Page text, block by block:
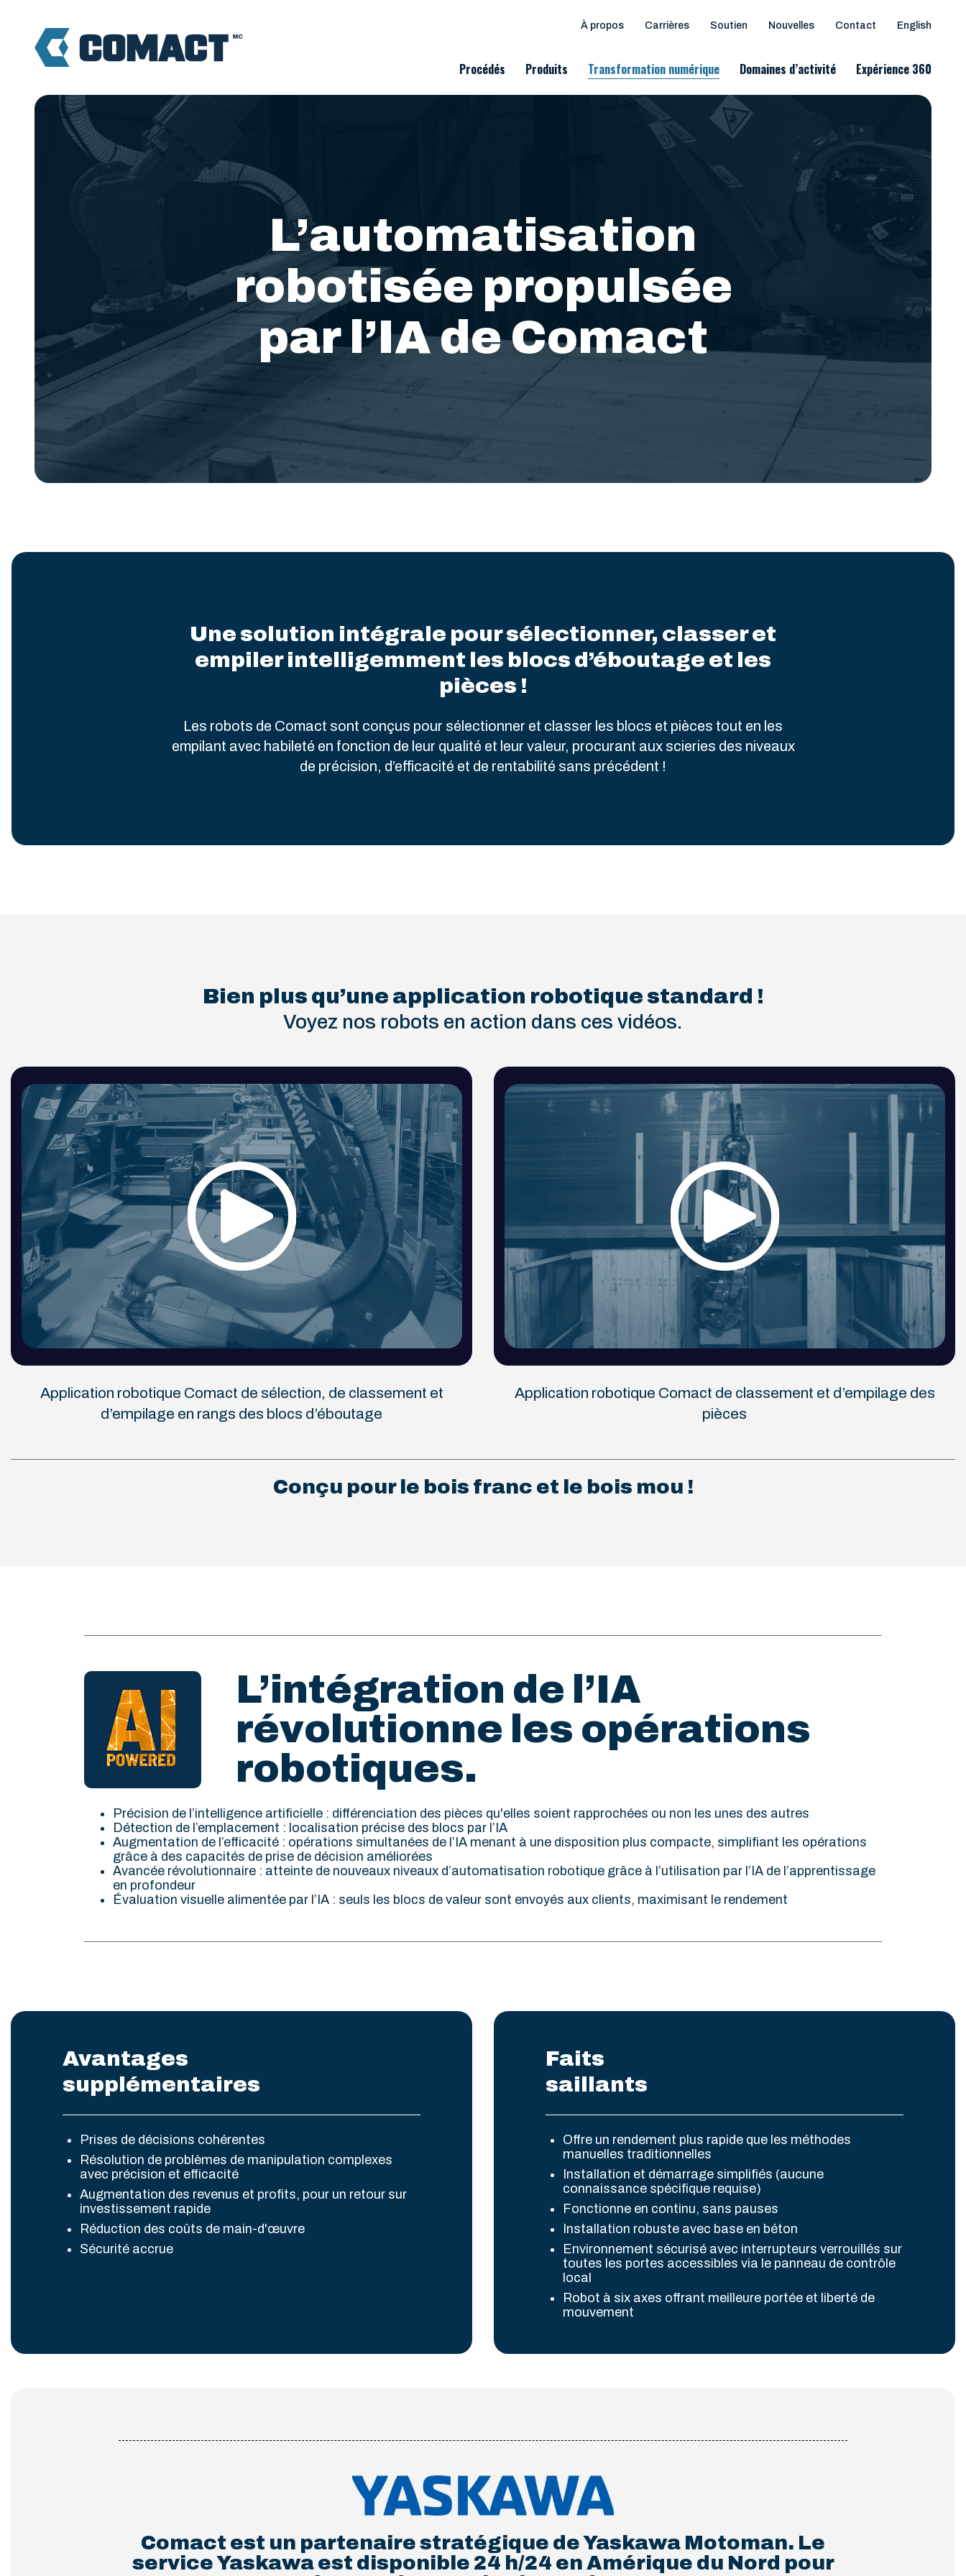
À propos Carrières Soutien Nouvelles Contact English
Procédés Produits Transformation numérique Domaines d’activité Expérience 360
L’automatisation
robotisée propulsée
par l’IA de Comact
Une solution intégrale pour sélectionner, classer et
empiler intelligemment les blocs d’éboutage et les
pièces !
Les robots de Comact sont conçus pour sélectionner et classer les blocs et pièces tout en les
empilant avec habileté en fonction de leur qualité et leur valeur, procurant aux scieries des niveaux
de précision, d’efficacité et de rentabilité sans précédent !
Bien plus qu’une application robotique standard !
Voyez nos robots en action dans ces vidéos.
Application robotique Comact de sélection, de classement et
d’empilage en rangs des blocs d’éboutage
Application robotique Comact de classement et d’empilage des
pièces
Conçu pour le bois franc et le bois mou !
L’intégration de l’IA
révolutionne les opérations
robotiques.
Précision de l’intelligence artificielle : différenciation des pièces qu'elles soient rapprochées ou non les unes des autres
Détection de l’emplacement : localisation précise des blocs par l’IA
Augmentation de l’efficacité : opérations simultanées de l’IA menant à une disposition plus compacte, simplifiant les opérations
grâce à des capacités de prise de décision améliorées
Avancée révolutionnaire : atteinte de nouveaux niveaux d’automatisation robotique grâce à l’utilisation par l’IA de l’apprentissage
en profondeur
Évaluation visuelle alimentée par l’IA : seuls les blocs de valeur sont envoyés aux clients, maximisant le rendement
Avantages
supplémentaires
Prises de décisions cohérentes
Résolution de problèmes de manipulation complexes
avec précision et efficacité
Augmentation des revenus et profits, pour un retour sur
investissement rapide
Réduction des coûts de main-d'œuvre
Sécurité accrue
Faits
saillants
Offre un rendement plus rapide que les méthodes
manuelles traditionnelles
Installation et démarrage simplifiés (aucune
connaissance spécifique requise)
Fonctionne en continu, sans pauses
Installation robuste avec base en béton
Environnement sécurisé avec interrupteurs verrouillés sur
toutes les portes accessibles via le panneau de contrôle
local
Robot à six axes offrant meilleure portée et liberté de
mouvement
Comact est un partenaire stratégique de Yaskawa Motoman. Le
service Yaskawa est disponible 24 h/24 en Amérique du Nord pour